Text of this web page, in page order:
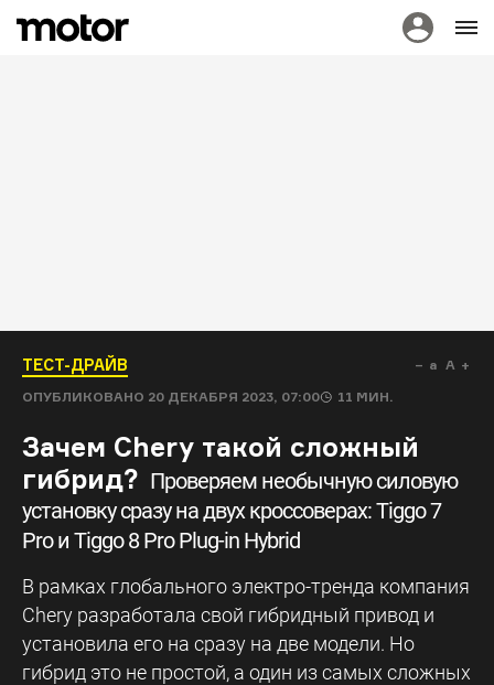
ТЕСТ-ДРАЙВ
ОПУБЛИКОВАНО 20 ДЕКАБРЯ 2023, 07:00 11 МИН.
a A
Зачем Chery такой сложный
гибрид? Проверяем необычную силовую
установку сразу на двух кроссоверах: Tiggo 7
Pro и Tiggo 8 Pro Plug-in Hybrid
В рамках глобального электро-тренда компания
Chery разработала свой гибридный привод и
установила его на сразу на две модели. Но
гибрид это не простой, а один из самых сложных